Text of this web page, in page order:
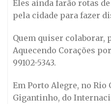
Eles ainda farão rotas
pela cidade para fazer
Quem quiser colaborar,
Aquecendo Corações
99102-5343.
Em Porto Alegre, no Rio
Gigantinho, do